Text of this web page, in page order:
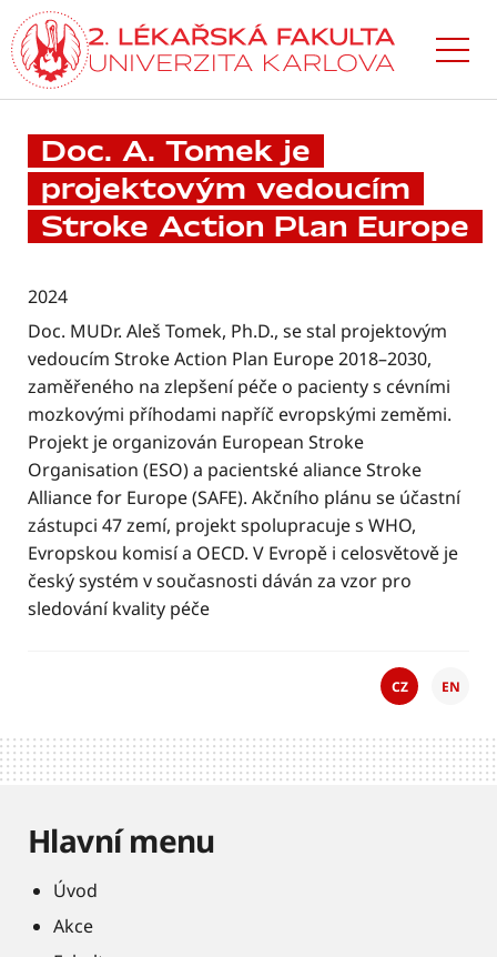
Přejít
k hlavnímu
obsahu
Doc. A. Tomek je
projektovým vedoucím
Stroke Action Plan Europe
2024
Doc. MUDr. Aleš Tomek, Ph.D., se stal projektovým
vedoucím Stroke Action Plan Europe 2018–2030,
zaměřeného na zlepšení péče o pacienty s cévními
mozkovými příhodami napříč evropskými zeměmi.
Projekt je organizován European Stroke
Organisation (ESO) a pacientské aliance Stroke
Alliance for Europe (SAFE). Akčního plánu se účastní
zástupci 47 zemí, projekt spolupracuje s WHO,
Evropskou komisí a OECD. V Evropě i celosvětově je
český systém v současnosti dáván za vzor pro
sledování kvality péče
CZ EN
Hlavní menu
Úvod
Akce